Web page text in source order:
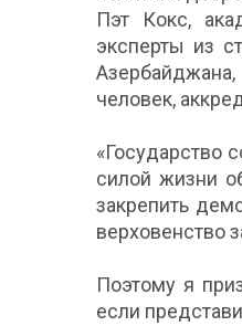
Пэт Кокс,
эксперты из
человек,
«Государство
силой жизни
закрепить
верховенство
Поэтому я
если